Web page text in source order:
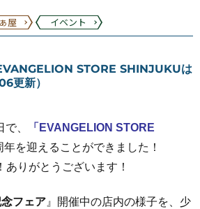
屋 イベント
STORE SHINJUKUは
更新）
、
「EVANGELION STORE
年を迎えることができました！
りがとうございます！
フェア 』開催中の店内の様子を、少